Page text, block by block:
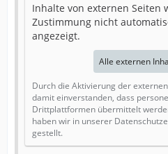
Inhalte von externen Seiten
Zustimmung nicht
angezeigt.
Alle externen
Durch die Aktivierung der
damit einverstanden, dass
Drittplattformen übermittelt
haben wir in unserer
gestellt.